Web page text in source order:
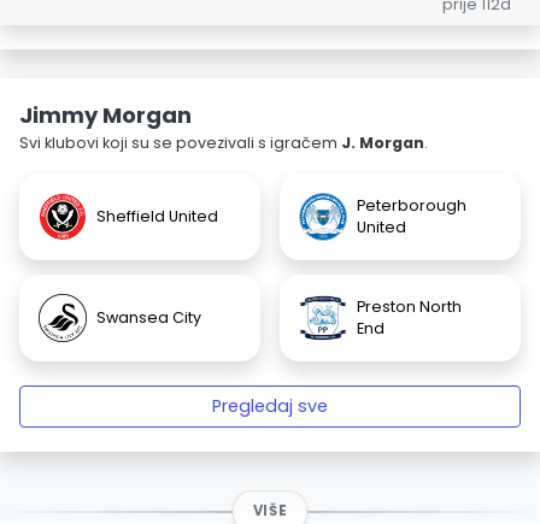
prije 112d
Jimmy Morgan
Svi klubovi koji su se povezivali s igračem J. Morgan.
Sheffield United
Peterborough
United
Swansea City
Preston North
End
Pregledaj sve
VIŠE